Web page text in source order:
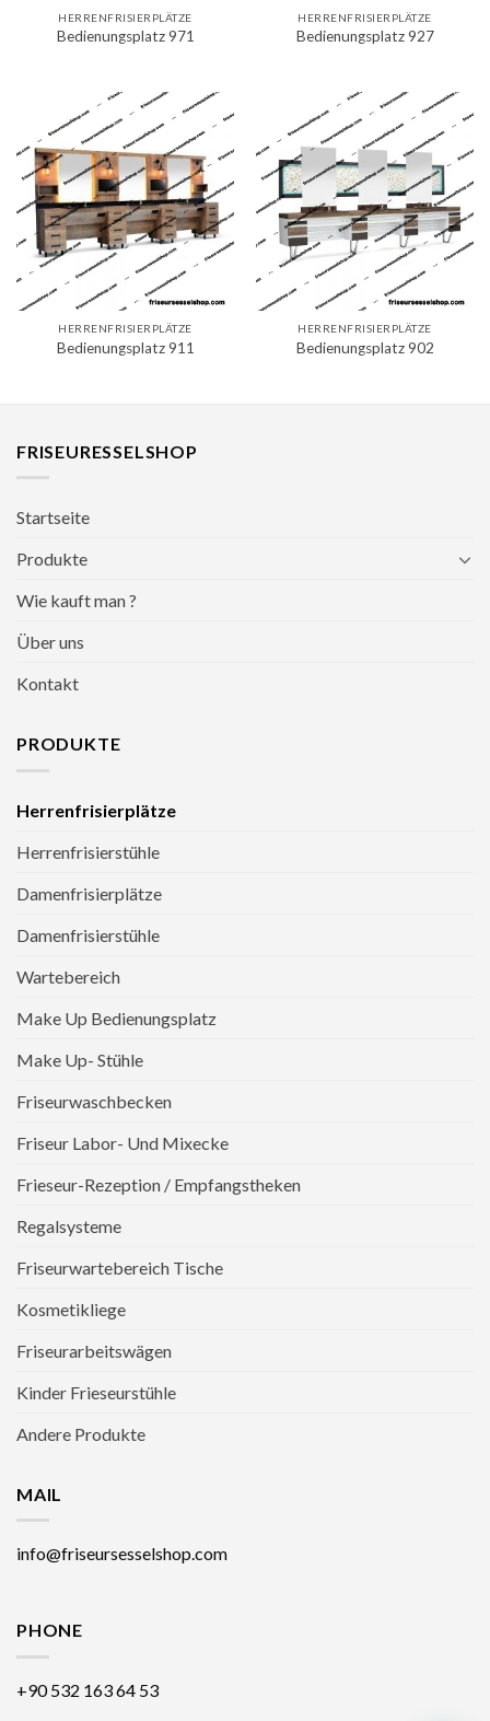
HERRENFRISIERPLÄTZE
Bedienungsplatz 971
HERRENFRISIERPLÄTZE
Bedienungsplatz 927
HERRENFRISIERPLÄTZE
Bedienungsplatz 911
HERRENFRISIERPLÄTZE
Bedienungsplatz 902
FRISEURESSELSHOP
Startseite
Produkte
Wie kauft man ?
Über uns
Kontakt
PRODUKTE
Herrenfrisierplätze
Herrenfrisierstühle
Damenfrisierplätze
Damenfrisierstühle
Wartebereich
Make Up Bedienungsplatz
Make Up- Stühle
Friseurwaschbecken
Friseur Labor- Und Mixecke
Frieseur-Rezeption / Empfangstheken
Regalsysteme
Friseurwartebereich Tische
Kosmetikliege
Friseurarbeitswägen
Kinder Frieseurstühle
Andere Produkte
MAIL
info@friseursesselshop.com
PHONE
+90 532 163 64 53